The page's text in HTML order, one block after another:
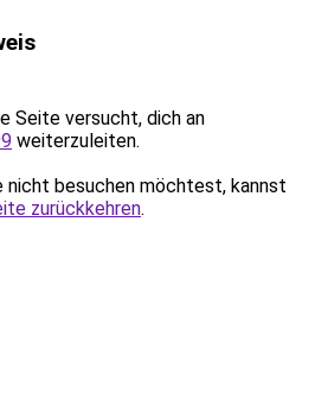
Seite versucht, dich an
weiterzuleiten.
nicht besuchen möchtest, kannst
zurückkehren.